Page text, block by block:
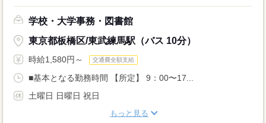
学校・大学事務・図書館
東京都板橋区/東武練馬駅（バス 10分）
時給1,580円～ 交通費全額支給
■基本となる勤務時間 【所定】 9：00〜17...
土曜日 日曜日 祝日
もっと見る